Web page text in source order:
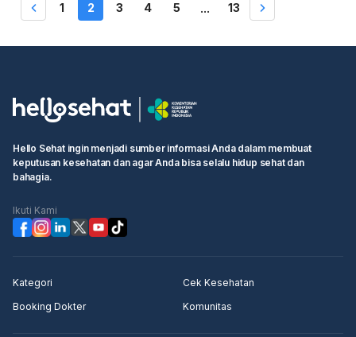
1 2 3 4 5 ... 13
Hello Sehat ingin menjadi sumber informasi Anda dalam membuat
keputusan kesehatan dan agar Anda bisa selalu hidup sehat dan
bahagia.
Ikuti Kami
Kategori
Cek Kesehatan
Booking Dokter
Komunitas